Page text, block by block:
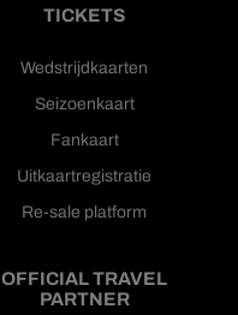
TICKETS
Wedstrijdkaarten
Seizoenkaart
Fankaart
Uitkaartregistratie
Re-sale platform
OFFICIAL TRAVEL
PARTNER